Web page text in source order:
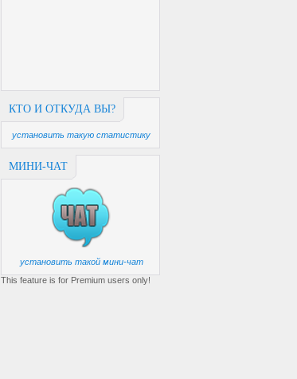
КТО И ОТКУДА ВЫ?
установить такую статистику
МИНИ-ЧАТ
установить такой мини-чат
This feature is for Premium users only!